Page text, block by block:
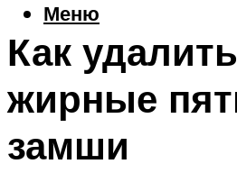
Меню
Как удалить
жирные
замши